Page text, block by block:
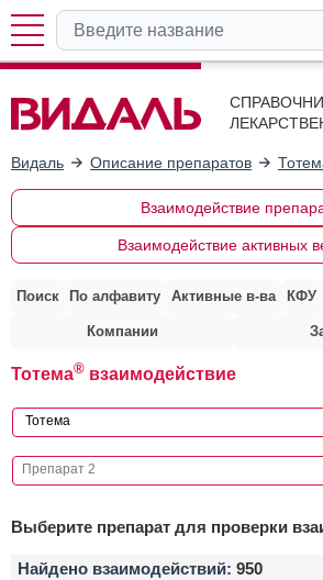
Видаль Описание препаратов
Взаимодействие
Взаимодействие активных
Поиск По алфавиту Активные в-ва КФУ
Компании
Тотема® взаимодействие
Выберите препарат для проверки
Найдено взаимодействий: 950